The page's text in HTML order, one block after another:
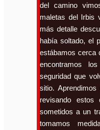
del camino
maletas del Irbis
más detalle
había soltado, el
estábamos cerca
encontramos
seguridad que
sitio.
revisando estos
sometidos a un
tomamos